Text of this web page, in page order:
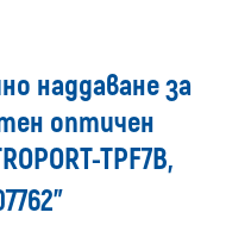
наддаване за
оптичен
TPF7B,